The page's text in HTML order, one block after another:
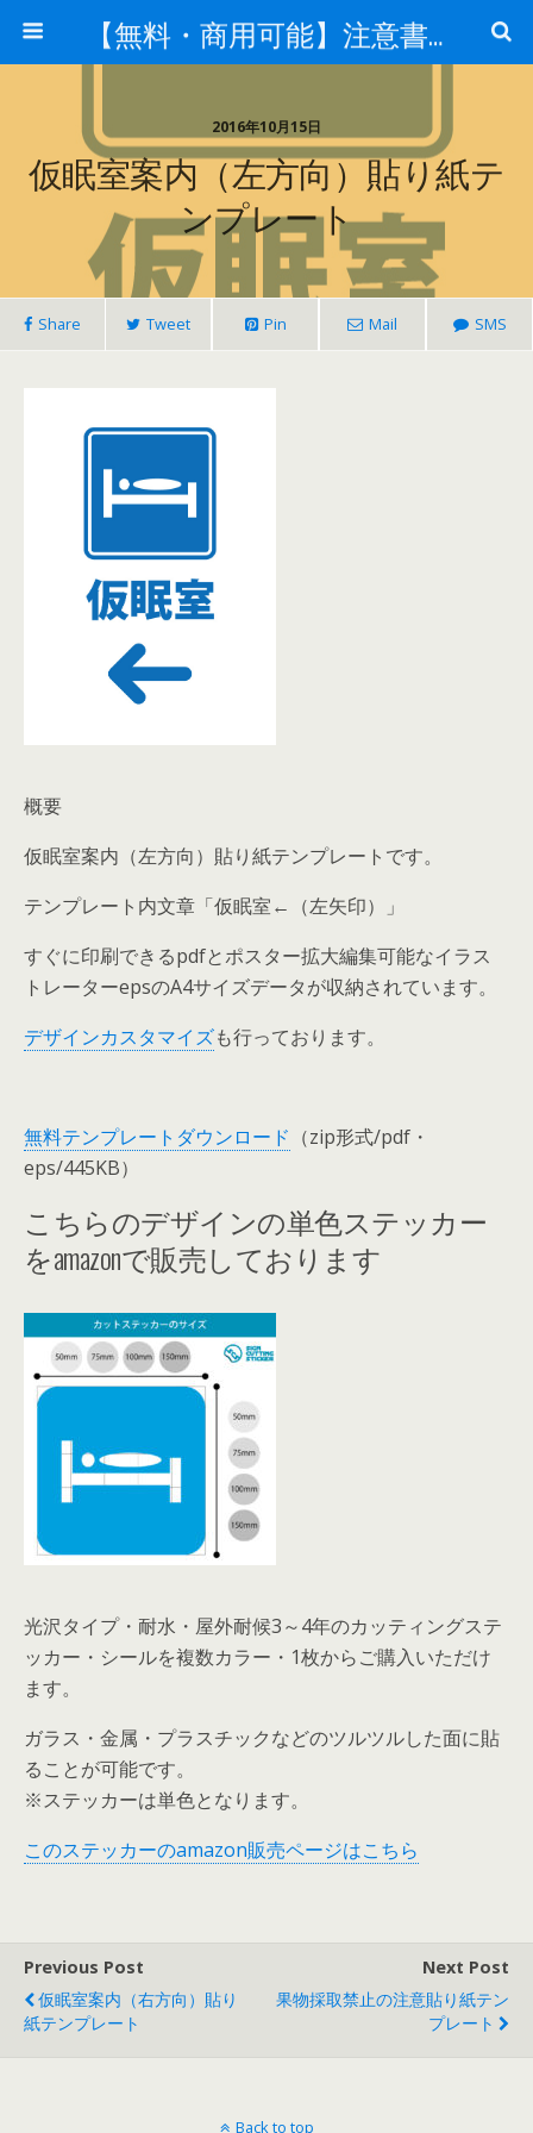
【無料・商用可能】注意書き・張り紙テンプレート【ポスター対応】
2016年10月15日
仮眠室案内（左方向）貼り紙テ
ンプレート
Share Tweet Pin Mail SMS
概要
仮眠室案内（左方向）貼り紙テンプレートです。
テンプレート内文章「仮眠室←（左矢印）」
すぐに印刷できるpdfとポスター拡大編集可能なイラス
トレーターepsのA4サイズデータが収納されています。
デザインカスタマイズも行っております。
無料テンプレートダウンロード （zip形式/pdf・
eps/445KB）
こちらのデザインの単色ステッカー
をamazonで販売しております
光沢タイプ・耐水・屋外耐候3～4年のカッティングステ
ッカー・シールを複数カラー・1枚からご購入いただけ
ます。
ガラス・金属・プラスチックなどのツルツルした面に貼
ることが可能です。
※ステッカーは単色となります。
このステッカーのamazon販売ページはこちら
Previous Post
仮眠室案内（右方向）貼り
紙テンプレート
Next Post
果物採取禁止の注意貼り紙テン
プレート
Back to top